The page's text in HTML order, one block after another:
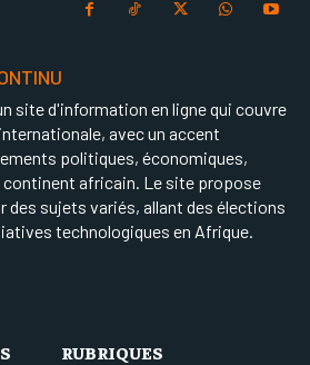
site d'information en ligne qui couvre
avec un accent
politiques, économiques,
continent africain. Le site propose
des sujets variés, allant des élections
technologiques en Afrique.
RUBRIQUES